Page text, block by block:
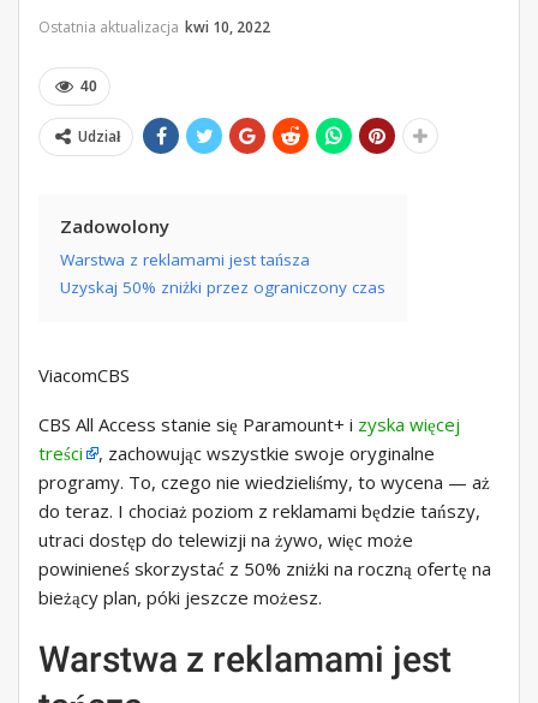
Ostatnia aktualizacja kwi 10, 2022
40
Udział
Zadowolony
Warstwa z reklamami jest tańsza
Uzyskaj 50% zniżki przez ograniczony czas
ViacomCBS
CBS All Access stanie się Paramount+ i zyska więcej
treści
, zachowując wszystkie swoje oryginalne
programy. To, czego nie wiedzieliśmy, to wycena — aż
do teraz. I chociaż poziom z reklamami będzie tańszy,
utraci dostęp do telewizji na żywo, więc może
powinieneś skorzystać z 50% zniżki na roczną ofertę na
bieżący plan, póki jeszcze możesz.
Warstwa z reklamami jest